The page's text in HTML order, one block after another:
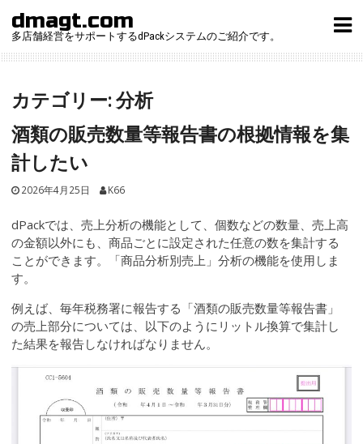
content
dmagt.com
多店舗経営をサポートするdPackシステムのご紹介です。
カテゴリー:分析
酒類の販売数量等報告書の根拠情報を集
計したい
2026年4月25日 K66
dPackでは、売上分析の機能として、個数などの数量、売上高
の金額以外にも、商品ごとに設定された任意の数を集計する
ことができます。「商品分析別売上」分析の機能を使用しま
す。
例えば、毎年税務署に報告する「酒類の販売数量等報告書」
の売上部分については、以下のようにリットル換算で集計し
た結果を報告しなければなりません。